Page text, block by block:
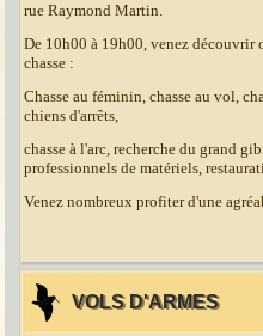
rue Raymond Martin.
De 10h00 à 19h00, venez découvrir
chasse :
Chasse au féminin, chasse au vol,
chiens d'arrêts,
chasse à l'arc, recherche du grand
professionnels de matériels,
Venez nombreux profiter d'une
VOLS D'ARMES